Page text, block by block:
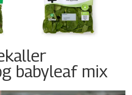
babyleaf mix